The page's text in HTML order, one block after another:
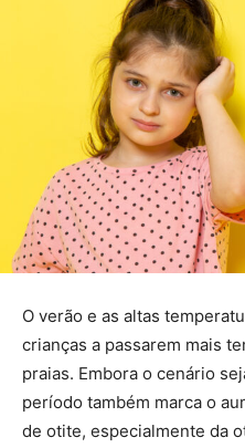
O verão e as altas
crianças a passarem mais
praias. Embora o cenário
período também marca o
de otite, especialmente da